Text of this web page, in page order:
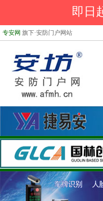
即日
专安网 旗下·安防门户网站